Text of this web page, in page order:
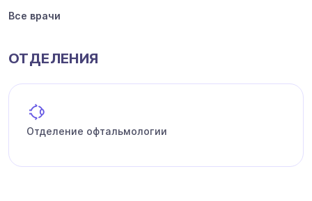
Все врачи
ОТДЕЛЕНИЯ
Отделение офтальмологии